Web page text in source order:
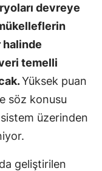
Mardin
Muş
Nevşehir
Niğde
Rize
devreye
halinde
temelli
Yüksek puan
söz konusu
üzerinden
geliştirilen